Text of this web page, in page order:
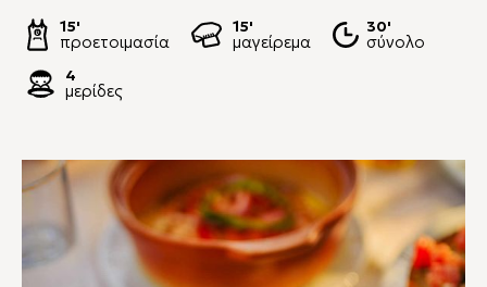
15'
προετοιμασία
15'
μαγείρεμα
30'
σύνολο
4
μερίδες